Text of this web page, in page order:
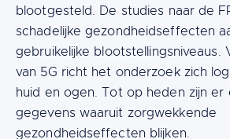
blootgesteld. De studies naar de
schadelijke gezondheidseffecten
gebruikelijke blootstellingsniveaus.
van 5G richt het onderzoek zich
huid en ogen. Tot op heden zijn
gegevens waaruit zorgwekkende
gezondheidseffecten blijken.